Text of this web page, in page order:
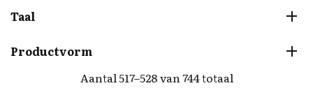
Aantal 517–528 van 744 totaal
Taal
Productvorm